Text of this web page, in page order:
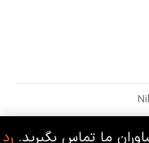
ما تماس بگیرید. رد